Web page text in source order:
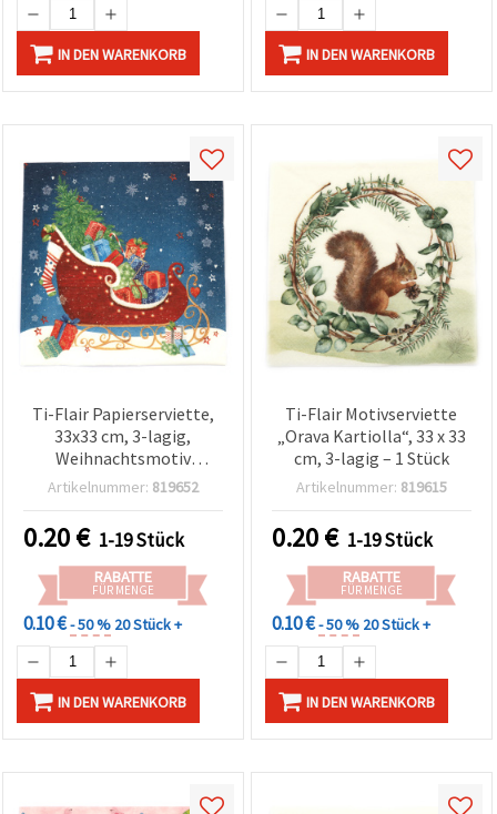
IN DEN WARENKORB IN DEN WARENKORB
Ti-Flair Papierserviette,
33x33 cm, 3-lagig,
Weihnachtsmotiv
„Schlitten an
für Serviettentechnik &
Basteln
Artikelnummer: 819652
0.20€ 1-19 Stück
RABATTE
FÜR MENGE
0.10 €- 50 % 20 Stück +
IN DEN WARENKORB
Ti-Flair Motivserviette
„Orava Kartiolla“, 33 x 33
cm, 3-lagig – 1 Stück
Artikelnummer: 819615
0.20€ 1-19 Stück
RABATTE
FÜR MENGE
0.10 €- 50 % 20 Stück +
IN DEN WARENKORB